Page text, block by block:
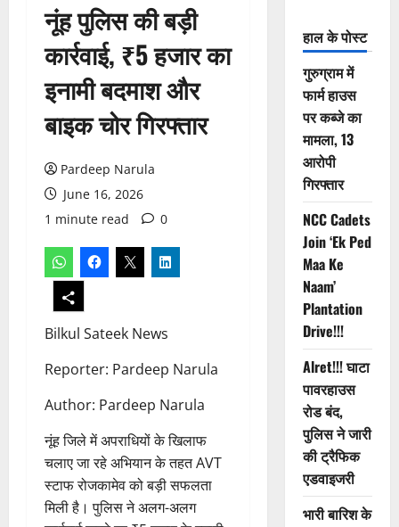
नूंह पुलिस की बड़ी
कार्रवाई, ₹5 हजार का
इनामी बदमाश और
बाइक चोर गिरफ्तार
Pardeep Narula
June 16, 2026
1 minute read
0
Bilkul Sateek News
Reporter: Pardeep Narula
Author: Pardeep Narula
नूंह जिले में अपराधियों के खिलाफ
चलाए जा रहे अभियान के तहत AVT
स्टाफ रोजकामेव को बड़ी सफलता
मिली है। पुलिस ने अलग-अलग
हाल के पोस्ट
गुरुग्राम में
फार्म हाउस
पर कब्जे का
मामला, 13
आरोपी
गिरफ्तार
NCC Cadets
Join ‘Ek Ped
Maa Ke
Naam’
Plantation
Drive!!!
Alret!!! घाटा
पावरहाउस
रोड बंद,
पुलिस ने जारी
की ट्रैफिक
एडवाइजरी
भारी बारिश के